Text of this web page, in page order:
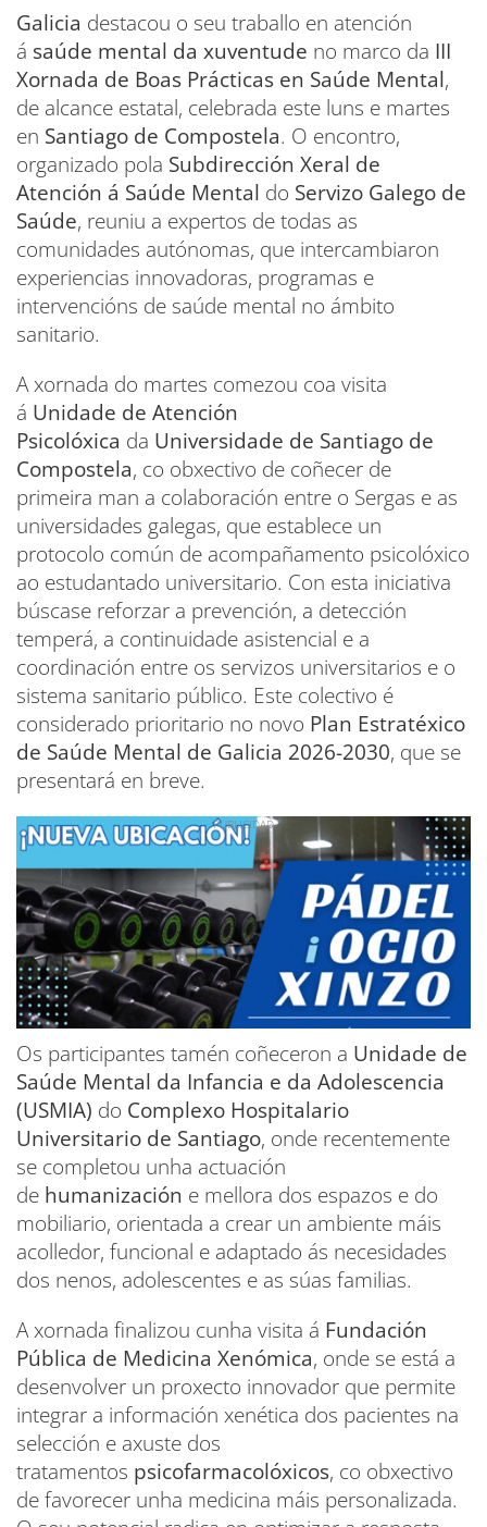
Galicia destacou o seu traballo en atención
á saúde mental da xuventude no marco da III
Xornada de Boas Prácticas en Saúde Mental,
de alcance estatal, celebrada este luns e martes
en Santiago de Compostela. O encontro,
organizado pola Subdirección Xeral de
Atención á Saúde Mental do Servizo Galego de
Saúde, reuniu a expertos de todas as
comunidades autónomas, que intercambiaron
experiencias innovadoras, programas e
intervencións de saúde mental no ámbito
sanitario.
A xornada do martes comezou coa visita
á Unidade de Atención
Psicolóxica da Universidade de Santiago de
Compostela, co obxectivo de coñecer de
primeira man a colaboración entre o Sergas e as
universidades galegas, que establece un
protocolo común de acompañamento psicolóxico
ao estudantado universitario. Con esta iniciativa
búscase reforzar a prevención, a detección
temperá, a continuidade asistencial e a
coordinación entre os servizos universitarios e o
sistema sanitario público. Este colectivo é
considerado prioritario no novo Plan Estratéxico
de Saúde Mental de Galicia 2026-2030, que se
presentará en breve.
Os participantes tamén coñeceron a Unidade de
Saúde Mental da Infancia e da Adolescencia
(USMIA) do Complexo Hospitalario
Universitario de Santiago, onde recentemente
se completou unha actuación
de humanización e mellora dos espazos e do
mobiliario, orientada a crear un ambiente máis
acolledor, funcional e adaptado ás necesidades
dos nenos, adolescentes e as súas familias.
A xornada finalizou cunha visita á Fundación
Pública de Medicina Xenómica, onde se está a
desenvolver un proxecto innovador que permite
integrar a información xenética dos pacientes na
selección e axuste dos
tratamentos psicofarmacolóxicos, co obxectivo
de favorecer unha medicina máis personalizada.